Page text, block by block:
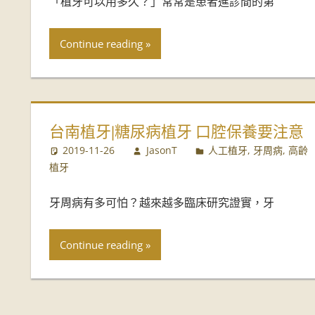
Continue reading
台南植牙|糖尿病植牙 口腔保養要注意
2019-11-26 JasonT 人工植牙, 牙周病,高齡
植牙
牙周病有多可怕？越來越多臨床研究證實，牙
Continue reading